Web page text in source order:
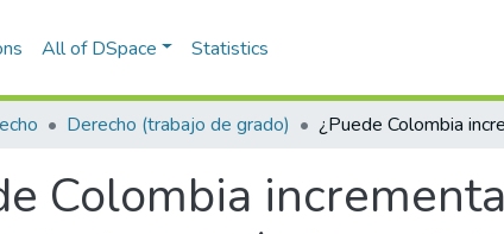
All of DSpace Statistics
Derecho (trabajo de grado)
Colombia